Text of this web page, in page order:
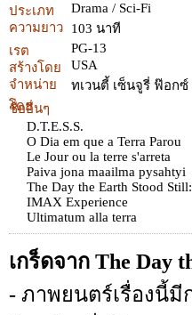
ประเภท
Drama / Sci-Fi
ความยาว
103 นาที
เรต
PG-13
สร้างโดย
USA
จำหน่าย
โดย
ทเวนตี้ เซ็นจูรี่ ฟ๊อกซ์
ชื่ออื่นๆ
D.T.E.S.S.
O Dia em que a Terra Parou
Le Jour ou la terre s'arreta
Paiva jona maailma pysahtyi
The Day the Earth Stood
IMAX Experience
Ultimatum alla terra
เกร็ดจาก The Day
- ภาพยนตร์เรื่องนี้